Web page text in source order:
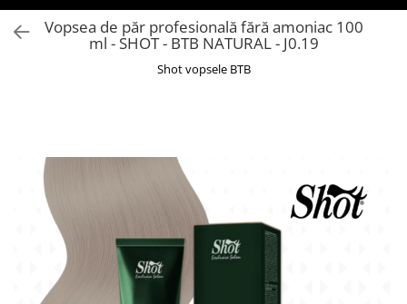
Vopsea de păr profesională fără amoniac 100
ml - SHOT - BTB NATURAL - J0.19
Shot vopsele BTB